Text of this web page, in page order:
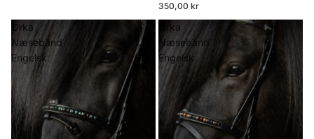
350,00 kr
Orka
Næsebånd
Engelsk
Orka
Næsebånd
Engelsk